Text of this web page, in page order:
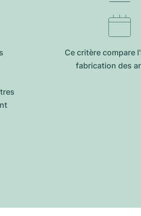
Ce critère compare
fabrication des